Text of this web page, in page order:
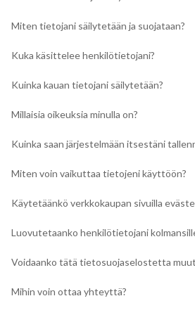
Miten tietojani säilytetään ja suojataan?
Kuka käsittelee henkilötietojani?
Kuinka kauan tietojani säilytetään?
Millaisia oikeuksia minulla on?
Kuinka saan järjestelmään itsestäni
Miten voin vaikuttaa tietojeni käyttöön?
Käytetäänkö verkkokaupan sivuilla
Luovutetaanko henkilötietojani
Voidaanko tätä tietosuojaselostetta
Mihin voin ottaa yhteyttä?